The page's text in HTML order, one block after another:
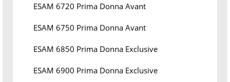
ESAM 6720 Prima Donna Avant
ESAM 6750 Prima Donna Avant
ESAM 6850 Prima Donna Exclusive
ESAM 6900 Prima Donna Exclusive